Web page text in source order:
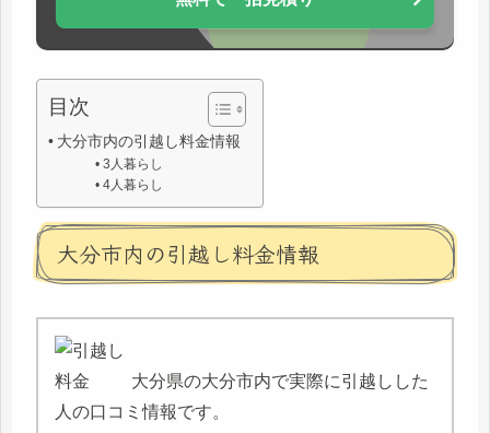
目次
大分市内の引越し料金情報
3人暮らし
4人暮らし
大分市内の引越し料金情報
大分県の大分市内で実際に引越しした
人の口コミ情報です。